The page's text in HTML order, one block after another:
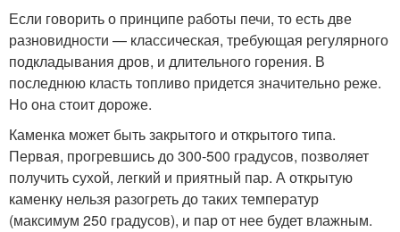
Если говорить о принципе работы печи, то есть две
разновидности — классическая, требующая регулярного
подкладывания дров, и длительного горения. В
последнюю класть топливо придется значительно реже.
Но она стоит дороже.
Каменка может быть закрытого и открытого типа.
Первая, прогревшись до 300-500 градусов, позволяет
получить сухой, легкий и приятный пар. А открытую
каменку нельзя разогреть до таких температур
(максимум 250 градусов), и пар от нее будет влажным.